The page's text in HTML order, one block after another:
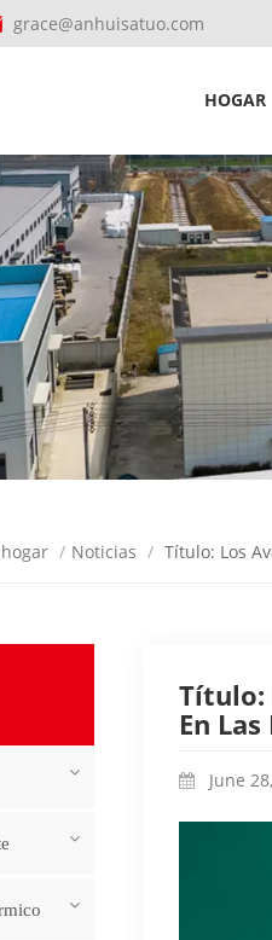
grace@anhuisatuo.com
HOGAR
hogar / Noticias / Título: Los
Título:
En
June